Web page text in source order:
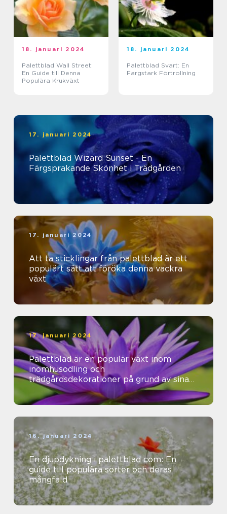
18. januari 2024
Palettblad Wall Street:
En Guide till Denna
Populära Krukväxt
18. januari 2024
Palettblad Svart: En
Färgstark Förtrollning
17. januari 2024
Palettblad Wizard Sunset - En
Färgsprakande Skönhet i Trädgården
17. januari 2024
Att ta sticklingar från palettblad är ett
populärt sätt att föröka denna vackra
växt
17. januari 2024
Palettblad är en populär växt inom
inomhusodling och
trädgårdsdekorationer på grund av sina
vackra färger och mönster
16. januari 2024
En djupdykning i palettblad com: En
guide till populära sorter och deras
mångfald